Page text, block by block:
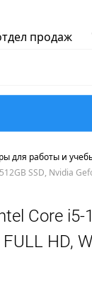
продаж
для работы и
SSD, Nvidia
Core i5-
HD,